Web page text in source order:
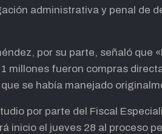
administrativa y penal de
por su parte, señaló que
millones fueron compras
se había manejado
por parte del Fiscal
inicio el jueves 28 al proceso